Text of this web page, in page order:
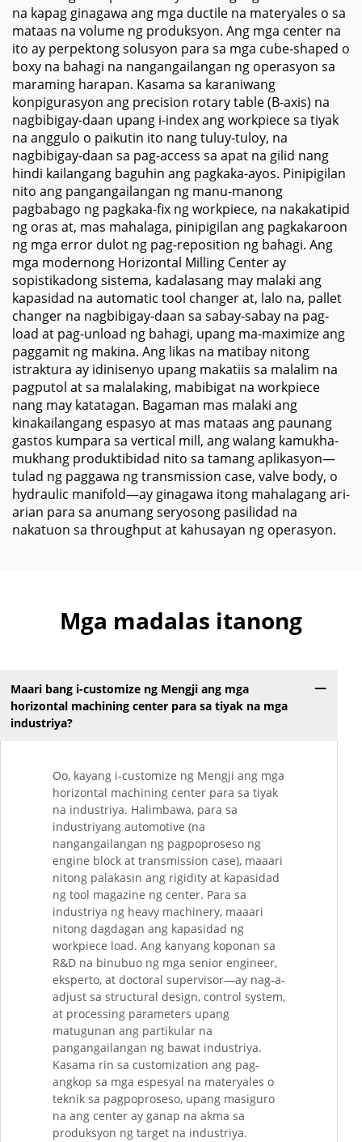
na kapag ginagawa ang mga ductile na materyales o sa
mataas na volume ng produksyon. Ang mga center na
ito ay perpektong solusyon para sa mga cube-shaped o
boxy na bahagi na nangangailangan ng operasyon sa
maraming harapan. Kasama sa karaniwang
konpigurasyon ang precision rotary table (B-axis) na
nagbibigay-daan upang i-index ang workpiece sa tiyak
na anggulo o paikutin ito nang tuluy-tuloy, na
nagbibigay-daan sa pag-access sa apat na gilid nang
hindi kailangang baguhin ang pagkaka-ayos. Pinipigilan
nito ang pangangailangan ng manu-manong
pagbabago ng pagkaka-fix ng workpiece, na nakakatipid
ng oras at, mas mahalaga, pinipigilan ang pagkakaroon
ng mga error dulot ng pag-reposition ng bahagi. Ang
mga modernong Horizontal Milling Center ay
sopistikadong sistema, kadalasang may malaki ang
kapasidad na automatic tool changer at, lalo na, pallet
changer na nagbibigay-daan sa sabay-sabay na pag-
load at pag-unload ng bahagi, upang ma-maximize ang
paggamit ng makina. Ang likas na matibay nitong
istraktura ay idinisenyo upang makatiis sa malalim na
pagputol at sa malalaking, mabibigat na workpiece
nang may katatagan. Bagaman mas malaki ang
kinakailangang espasyo at mas mataas ang paunang
gastos kumpara sa vertical mill, ang walang kamukha-
mukhang produktibidad nito sa tamang aplikasyon—
tulad ng paggawa ng transmission case, valve body, o
hydraulic manifold—ay ginagawa itong mahalagang ari-
arian para sa anumang seryosong pasilidad na
nakatuon sa throughput at kahusayan ng operasyon.
Mga madalas itanong
Maari bang i-customize ng Mengji ang mga
horizontal machining center para sa tiyak na mga
industriya?
Oo, kayang i-customize ng Mengji ang mga
horizontal machining center para sa tiyak
na industriya. Halimbawa, para sa
industriyang automotive (na
nangangailangan ng pagpoproseso ng
engine block at transmission case), maaari
nitong palakasin ang rigidity at kapasidad
ng tool magazine ng center. Para sa
industriya ng heavy machinery, maaari
nitong dagdagan ang kapasidad ng
workpiece load. Ang kanyang koponan sa
R&D na binubuo ng mga senior engineer,
eksperto, at doctoral supervisor—ay nag-a-
adjust sa structural design, control system,
at processing parameters upang
matugunan ang partikular na
pangangailangan ng bawat industriya.
Kasama rin sa customization ang pag-
angkop sa mga espesyal na materyales o
teknik sa pagpoproseso, upang masiguro
na ang center ay ganap na akma sa
produksyon ng target na industriya.